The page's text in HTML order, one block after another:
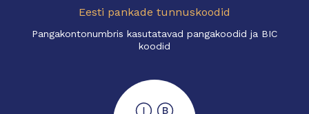
Eesti pankade tunnuskoodid
Pangakontonumbris kasutatavad pangakoodid ja BIC
koodid